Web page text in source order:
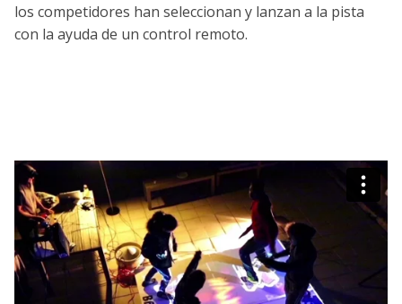
los competidores han seleccionan y lanzan a la pista
con la ayuda de un control remoto.